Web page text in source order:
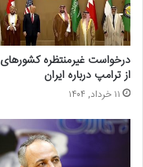
عذرخواهی از مردم ایران
سفارت را جارو می‌زد.»
درخواست غیرمنتظره
از ترامپ درباره ایران
۱۱ خرداد, ۱۴۰۴